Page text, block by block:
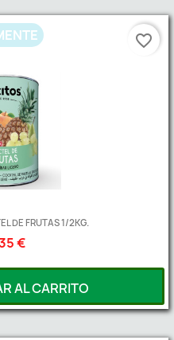
DE FRUTAS 1/2KG.
€
AL CARRITO
favorite_border